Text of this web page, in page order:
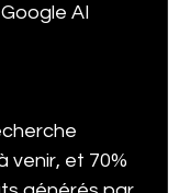
AI
venir, et 70%